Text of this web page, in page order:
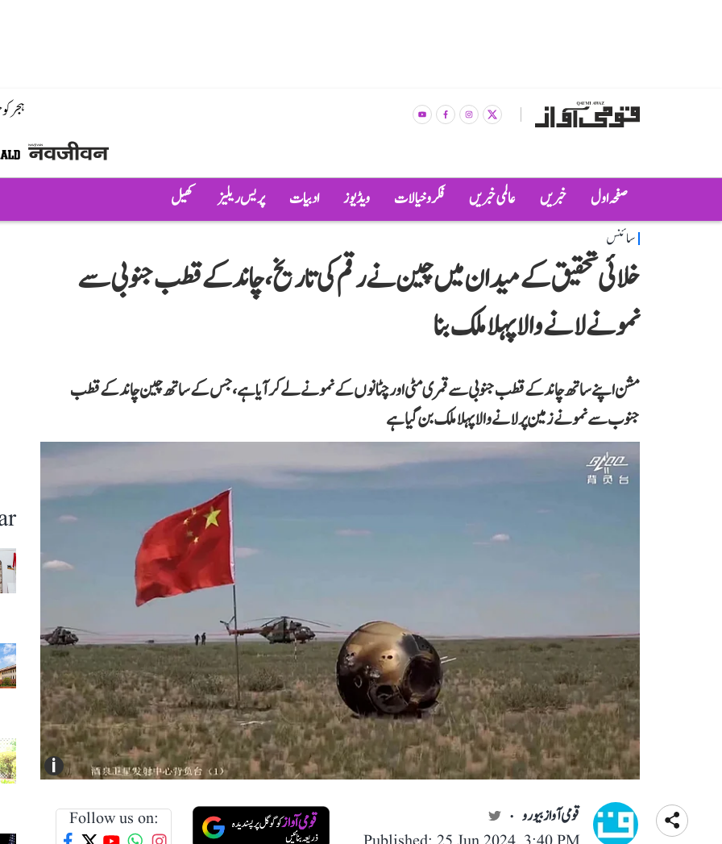
ہجر
صفحہ اول خبریں عالمی خبریں فکر و خیالات ویڈیوز ادبیات پریس ریلیز کھیل
سائنس
خلائی تحقیق کے میدان میں چین نے رقم کی تاریخ، چاند کے قطب جنوبی سے
نمونے لانے والا پہلا ملک بنا
مشن اپنے ساتھ چاند کے قطب جنوبی سے قمری مٹی اور چٹانوں کے نمونے لے کر آیا ہے، جس کے ساتھ چین چاند کے قطب
جنوب سے نمونے زمین پر لانے والا پہلا ملک بن گیا ہے
i
قومی آواز بیورو Follow us on: